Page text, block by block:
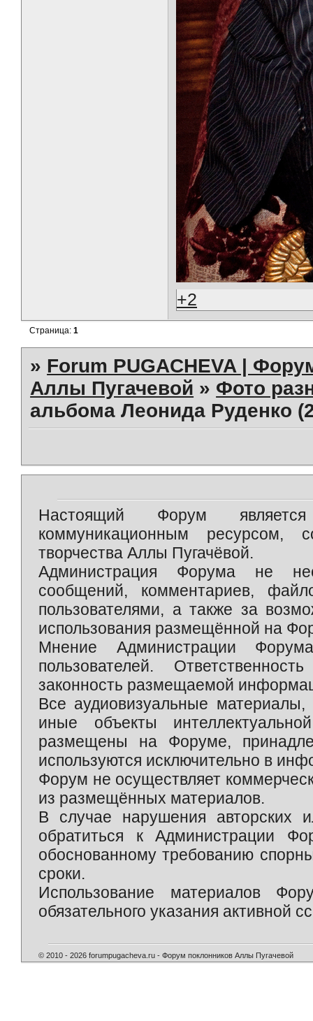
+2
Страница:1
» Forum PUGACHEVA |
Аллы Пугачевой » Фото
альбома Леонида Руденко
Настоящий Форум является
коммуникационным ресурсом,
творчества Аллы Пугачёвой.
Администрация Форума не
сообщений, комментариев,
пользователями, а также за
использования размещённой на
Мнение Администрации
пользователей.
законность размещаемой
Все аудиовизуальные
иные объекты
размещены на Форуме,
используются исключительно в
Форум не осуществляет
из размещённых материалов.
В случае нарушения авторских
обратиться к Администрации
обоснованному требованию
сроки.
Использование материалов
обязательного указания активной
© 2010 - 2026 forumpugacheva.ru - Форум поклонников Аллы Пугачевой